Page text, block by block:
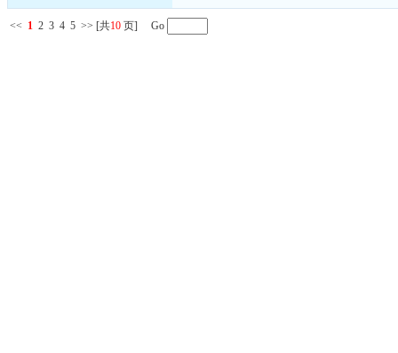
<< 1 2 3 4 5 >> [共10 页] Go